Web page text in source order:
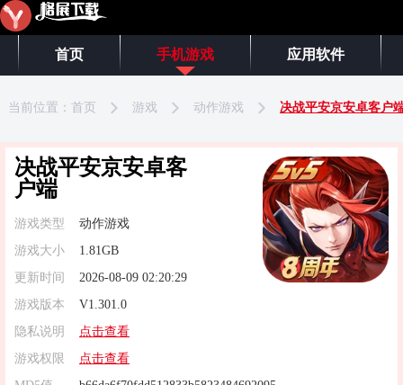
首页 手机游戏 应用软件
当前位置： 首页 游戏 动作游戏 决战平安京安卓客户
决战平安京安卓客
户端
游戏类型
动作游戏
游戏大小
1.81GB
更新时间
2026-08-09 02:20:29
游戏版本
V1.301.0
隐私说明
点击查看
游戏权限
点击查看